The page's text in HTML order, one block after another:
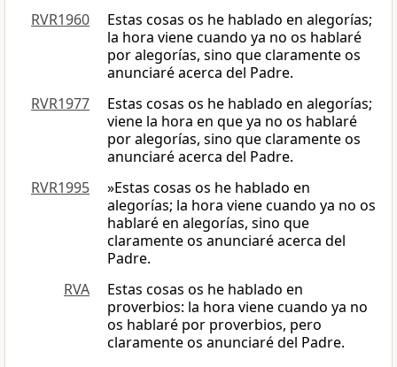
RVR1960
Estas cosas os he hablado en alegorías;
la hora viene cuando ya no os hablaré
por alegorías, sino que claramente os
anunciaré acerca del Padre.
RVR1977
Estas cosas os he hablado en alegorías;
viene la hora en que ya no os hablaré
por alegorías, sino que claramente os
anunciaré acerca del Padre.
RVR1995
»Estas cosas os he hablado en
alegorías; la hora viene cuando ya no os
hablaré en alegorías, sino que
claramente os anunciaré acerca del
Padre.
RVA
Estas cosas os he hablado en
proverbios: la hora viene cuando ya no
os hablaré por proverbios, pero
claramente os anunciaré del Padre.